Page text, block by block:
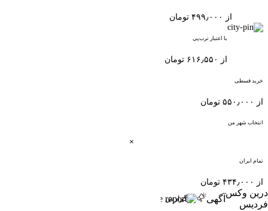
از ۴۹۹٫۰۰۰ تومان
با اعتبار ترب‌پی
از ۶۱۶٫۵۵۰ تومان
خرید قسطی
از ۵۵۰٫۰۰۰ تومان
انتخاب شهر من
تمام ایران
از ۴۳۴٫۰۰۰ تومان
درین وکس
فردیس
آگهی گزارش